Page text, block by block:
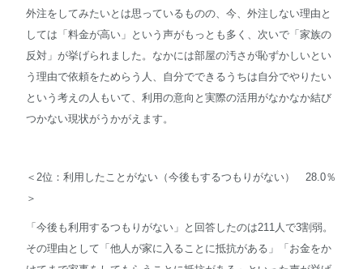
外注をしてみたいとは思っているものの、今、外注しない理由と
しては「料金が高い」という声がもっとも多く、次いで「家族の
反対」が挙げられました。なかには部屋の汚さが恥ずかしいとい
う理由で依頼をためらう人、自分でできるうちは自分でやりたい
という考えの人もいて、利用の意向と実際の活用がなかなか結び
つかない現状がうかがえます。
＜2位：利用したことがない（今後もするつもりがない） 28.0％
＞
「今後も利用するつもりがない」と回答したのは211人で3割弱。
その理由として「他人が家に入ることに抵抗がある」「お金をか